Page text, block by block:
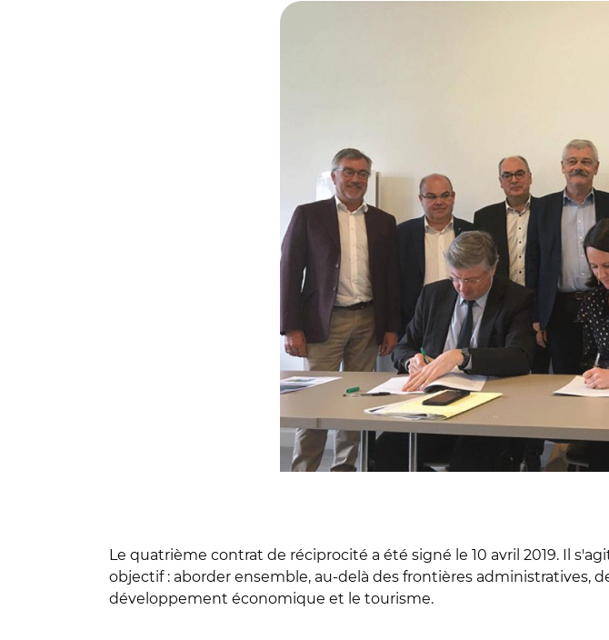
Le quatrième contrat de réciprocité a été signé le 10 avril 2019. Il
objectif : aborder ensemble, au-delà des frontières
développement économique et le tourisme.